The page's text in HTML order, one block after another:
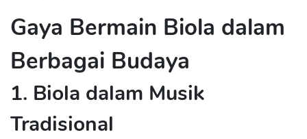
Gaya Bermain Biola dalam
Berbagai Budaya
1. Biola dalam Musik
Tradisional